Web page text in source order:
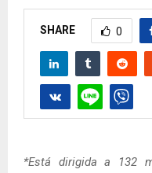
SHARE 0
*Está dirigida a 132